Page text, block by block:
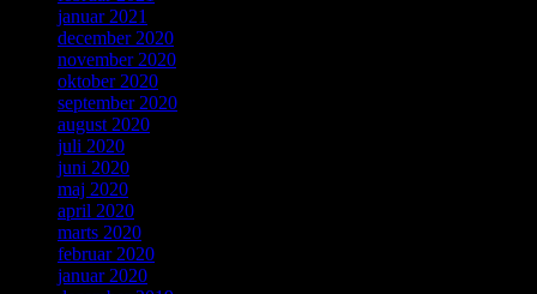
januar 2021
december 2020
november 2020
oktober 2020
september 2020
august 2020
juli 2020
juni 2020
maj 2020
april 2020
marts 2020
februar 2020
januar 2020